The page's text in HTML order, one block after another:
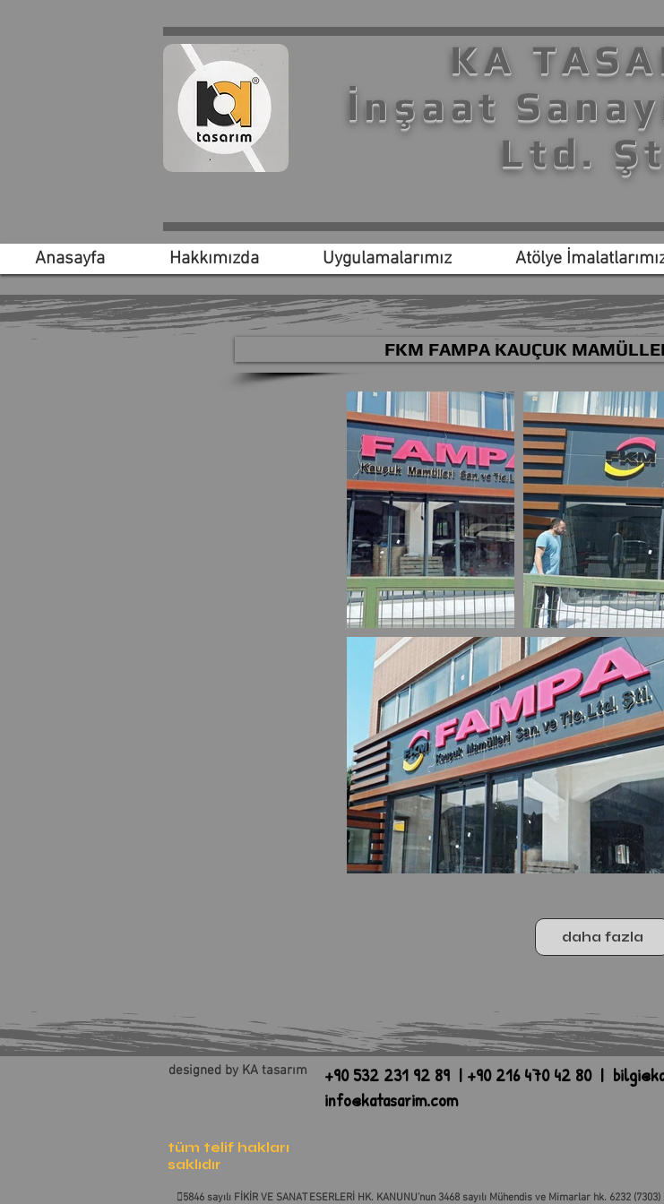
KA
İnşaat
Ltd.
Anasayfa Hakkımızda Uygulamalarımız Atölye
FKM FAMPA KAUÇUK
daha fazla
designed by KA tasarım +90 532 231 92 89 | +90 216 470 42 80 |
info@katasarim.com
tüm telif hakları
saklıdır
5846 sayılı FİKİR VE SANAT ESERLERİ HK. KANUNU’nun 3468 sayılı Mühendis ve Mimarlar hk. 6232